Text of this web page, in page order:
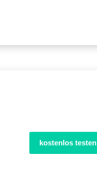
kostenlos testen